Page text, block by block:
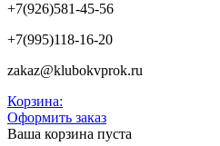
+7(926)581-45-56
+7(995)118-16-20
zakaz@klubokvprok.ru
Корзина:
Оформить заказ
Ваша корзина пуста